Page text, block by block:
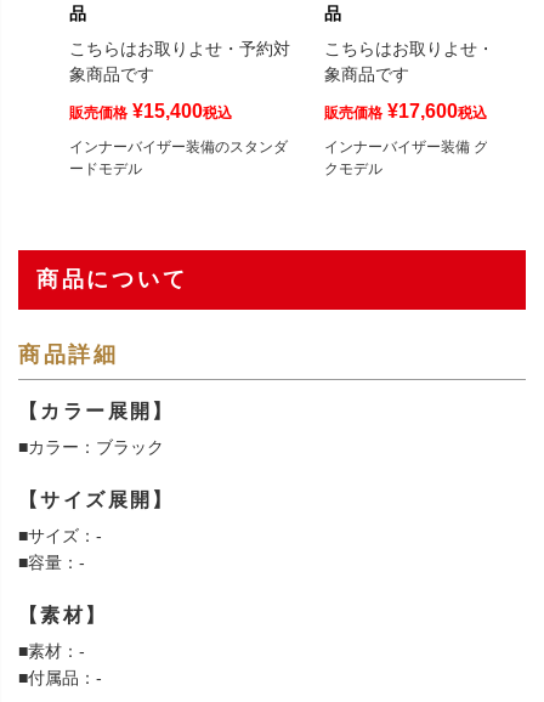
品
こちらはお取りよせ・予約対
象商品です
販売価格 ¥15,400税込
インナーバイザー装備のスタンダ
ードモデル
品
こちらはお取りよせ・予約対
象商品です
販売価格 ¥17,600税込
インナーバイザー装備 グラフィ
クモデル
商品について
商品詳細
【カラー展開】
■カラー：ブラック
【サイズ展開】
■サイズ：-
■容量：-
【素材】
■素材：-
■付属品：-